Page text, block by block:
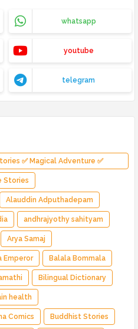
whatsapp
youtube
telegram
✅ Magical Adventure ✅
✅ Heroic Quest ✅ Fairy Tale
Stories
Alauddin Adputhadepam
andhrajyothy sahityam
Arya Samaj
Emperor Balala Bommala
Bilingual Dictionary
health
Comics Buddhist Stories